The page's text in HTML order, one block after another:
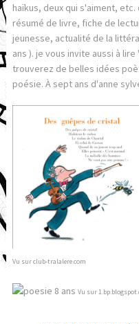
haïkus, deux qui s'aiment,
résumé de livre, fiche de
jeunesse, actualité de la
ans ). je vous invite aussi à
trouverez de belles idées
poésie. À sept ans d'anne
Vu sur club-tralalere.com
Vu sur